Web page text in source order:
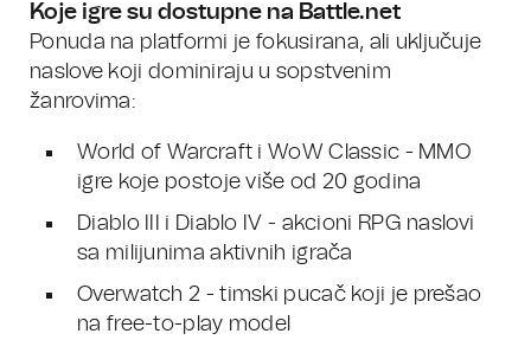
Koje igre su dostupne na Battle.net
Ponuda na platformi je fokusirana, ali uključuje
naslove koji dominiraju u sopstvenim
žanrovima:
World of Warcraft i WoW Classic - MMO
igre koje postoje više od 20 godina
Diablo III i Diablo IV - akcioni RPG naslovi
sa milijunima aktivnih igrača
Overwatch 2 - timski pucač koji je prešao
na free-to-play model